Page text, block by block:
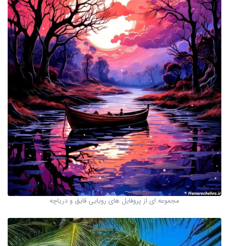
مجموعه ای از پروفایل های رویایی قایق و دریاچه